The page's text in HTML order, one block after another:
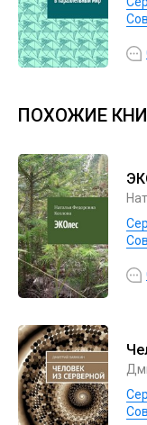
ПОХОЖИЕ